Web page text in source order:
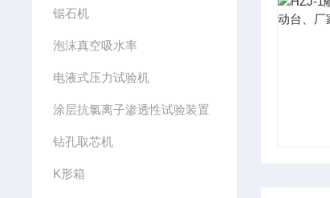
锯石机
泡沫真空吸水率
电液式压力试验机
涂层抗氯离子渗透性试验装置
钻孔取芯机
K形箱